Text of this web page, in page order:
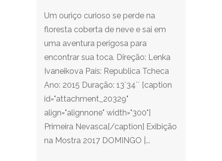
Um ouriço curioso se perde na
floresta coberta de neve e sai em
uma aventura perigosa para
encontrar sua toca. Direção: Lenka
Ivaneikova País: Republica Tcheca
Ano: 2015 Duração: 13´34´´ [caption
id="attachment_20329"
align="alignnone" width="300"]
Primeira Nevasca[/caption] Exibição
na Mostra 2017 DOMINGO |...